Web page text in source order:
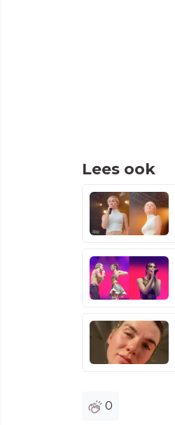
Lees ook
0